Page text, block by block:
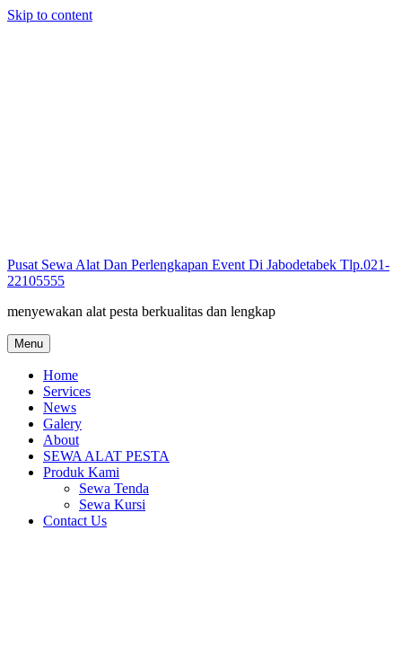
Skip to content
Pusat Sewa Alat Dan Perlengkapan Event Di Jabodetabek Tlp.021-
22105555
menyewakan alat pesta berkualitas dan lengkap
Menu
Home
Services
News
Galery
About
SEWA ALAT PESTA
Produk Kami
Sewa Tenda
Sewa Kursi
Contact Us